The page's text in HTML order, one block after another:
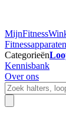
MijnFitness
Fitnessapparaten
Categorieën
Kennisbank
Over ons